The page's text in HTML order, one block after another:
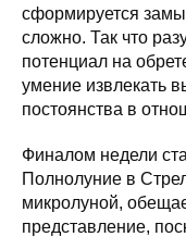
сформируется
сложно. Так что
потенциал на
умение извлекать
постоянства в
Финалом недели
Полнолуние в
микролуной,
представление,